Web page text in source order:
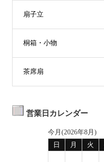
扇子立
桐箱・小物
茶席扇
営業日カレンダー
今月(2026年8月)
日
月 火